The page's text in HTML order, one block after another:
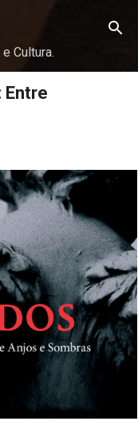
Cultura.
Entre